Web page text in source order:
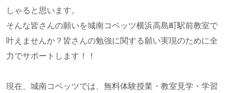
しゃると思います。
そんな皆さんの願いを城南コベッツ横浜高島町駅前教室で
叶えませんか？皆さんの勉強に関する願い実現のために全
力でサポートします！！
現在、城南コベッツでは、無料体験授業・教室見学・学習